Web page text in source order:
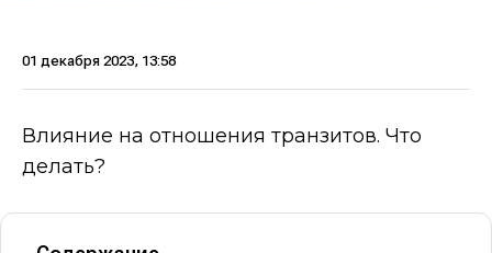
01 декабря 2023, 13:58
Влияние на отношения транзитов. Что
делать?